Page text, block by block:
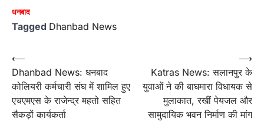
धनबाद
Tagged Dhanbad News
Post
navigation
⟵
Dhanbad News: धनबाद
कोलियरी कर्मचारी संघ में शामिल हुए
एचएमएस के राजेन्द्र महतो सहित
सैकड़ों कार्यकर्ता
Katras News: सलानपुर के
युवाओं ने की बाघमारा विधायक से
मुलाकात, रखीं पेयजल और
सामुदायिक भवन निर्माण की मांग
⟶